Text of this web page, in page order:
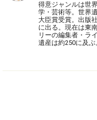
得意ジャンルは世
学・芸術等。世界
大臣賞受賞。出版
に出る。現在は東
リーの編集者・ラ
遺産は約250に及ぶ